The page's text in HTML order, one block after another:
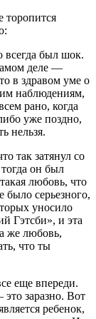
торопится
всегда был шок.
деле —
в здравом уме о
наблюдениям,
рано, когда
уже поздно,
нельзя.
так затянул со
он был
любовь, что
было серьезного,
уносило
Гэтсби», и эта
же любовь,
что ты
еще впереди.
заразно. Вот
ребенок,